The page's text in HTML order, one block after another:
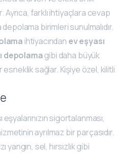
Ayrıca, farklı ihtiyaçlara cevap
birimleri sunulmalıdır.
ihtiyacından ev eşyası
depolamagibi daha büyük
sağlar. Kişiye özel, kilitli
sigortalanması,
ayrılmaz bir parçasıdır.
yangın, sel, hırsızlık gibi